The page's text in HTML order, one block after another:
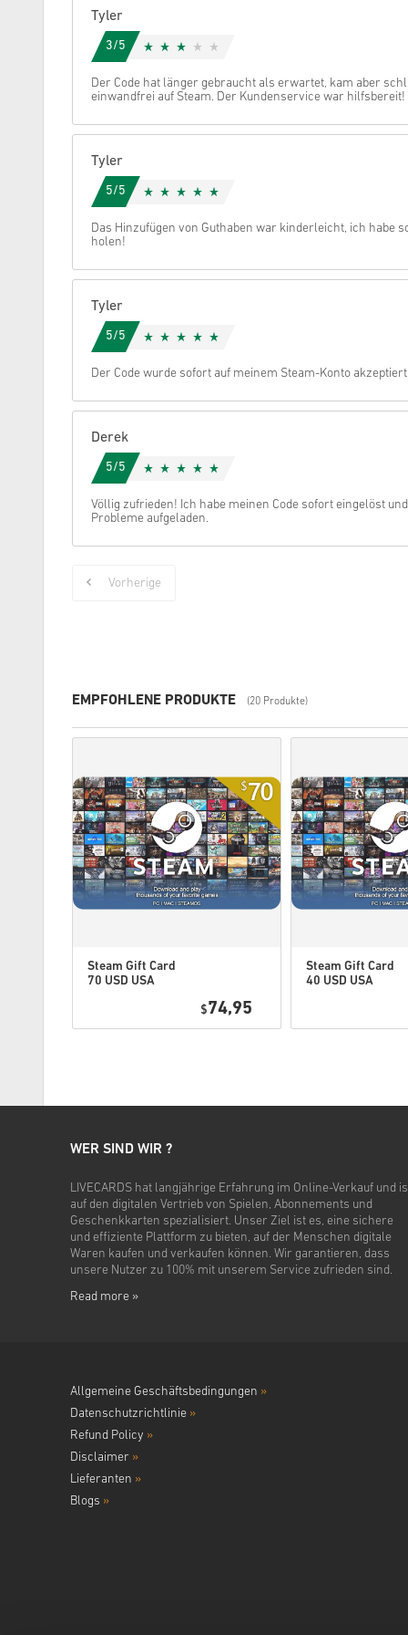
Stornieren
Tyler
3/5
Der Code hat länger gebraucht als erwartet, kam aber
einwandfrei auf Steam. Der Kundenservice war hilfsbereit!
Tyler
5/5
Das Hinzufügen von Guthaben war kinderleicht, ich habe
holen!
Tyler
5/5
Der Code wurde sofort auf meinem Steam-Konto
Derek
5/5
Völlig zufrieden! Ich habe meinen Code sofort eingelöst
Probleme aufgeladen.
Vorherige
EMPFOHLENE PRODUKTE (20 Produkte)
Steam Gift Card
70 USD USA
$74,95
Steam Gift Card
40 USD USA
WER SIND WIR ?
LIVECARDS hat langjährige Erfahrung im Online-Verkauf und
auf den digitalen Vertrieb von Spielen, Abonnements und
Geschenkkarten spezialisiert. Unser Ziel ist es, eine sichere
und effiziente Plattform zu bieten, auf der Menschen digitale
Waren kaufen und verkaufen können. Wir garantieren, dass
unsere Nutzer zu 100% mit unserem Service zufrieden sind.
Read more »
Allgemeine Geschäftsbedingungen »
Datenschutzrichtlinie »
Refund Policy »
Disclaimer »
Lieferanten »
Blogs »